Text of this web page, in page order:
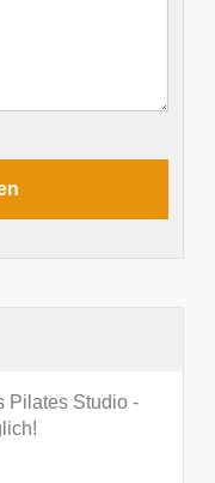
Pilates Studio -